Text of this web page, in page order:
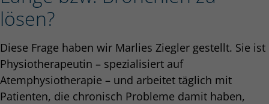
lösen?
Diese Frage haben wir Marlies Ziegler gestellt. Sie ist
Physiotherapeutin – spezialisiert auf
Atemphysiotherapie – und arbeitet täglich mit
Patienten, die chronisch Probleme damit haben,